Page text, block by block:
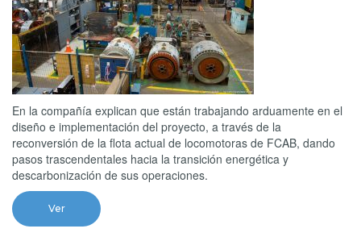
En la compañía explican que están trabajando arduamente en el
diseño e implementación del proyecto, a través de la
reconversión de la flota actual de locomotoras de FCAB, dando
pasos trascendentales hacia la transición energética y
descarbonización de sus operaciones.
Ver